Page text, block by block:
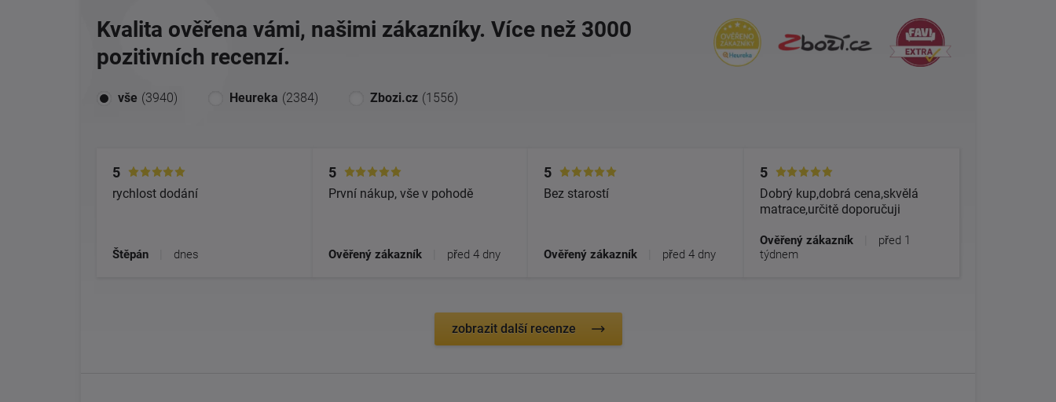
Kvalita ověřena vámi, našimi zákazníky. Více než 3000
pozitivních recenzí.
vše (3940) Heureka (2384) Zbozi.cz (1556)
5
rychlost dodání
Štěpán dnes
5
První nákup, vše v pohodě
Ověřený zákazník před 4 dny
5
Bez starostí
Ověřený zákazník před 4 dny
5
Dobrý kup,dobrá cena,skvělá
matrace,určitě doporučuji
Ověřený zákazník
před 1
týdnem
zobrazit další recenze